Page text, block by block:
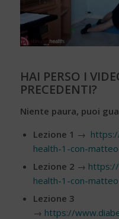
HAI PERSO I
PRECEDENTI?
Niente paura, puoi
Lezione 1 →
health-1-con-
Lezione 2 →
health-1-con-
Lezione 3
→ https://